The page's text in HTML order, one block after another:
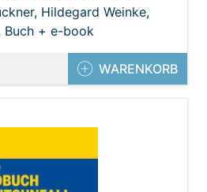
Hildegard Weinke,
Nedjelik-Lischka, Petra
Buch + e-book
WARENKORB